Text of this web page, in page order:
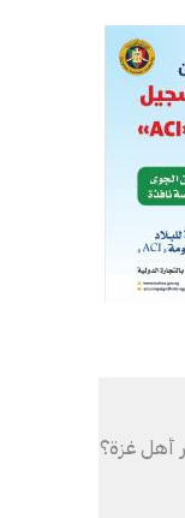
أهل غزة؟